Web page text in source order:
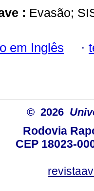
: Evasão;
em Inglês ·
© 2026
Rodovia
CEP 18023-